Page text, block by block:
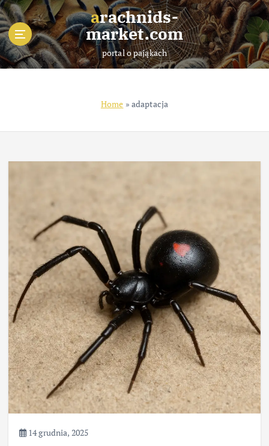
S
k
i
p
t
t
arachnids-
market.com
portal o pająkach
Home » adaptacja
14 grudnia, 2025